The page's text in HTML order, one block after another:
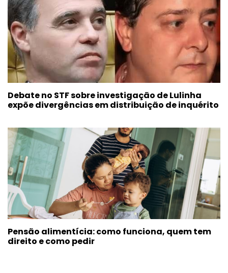
Debate no STF sobre investigação de Lulinha
expõe divergências em distribuição de inquérito
Pensão alimentícia: como funciona, quem tem
direito e como pedir